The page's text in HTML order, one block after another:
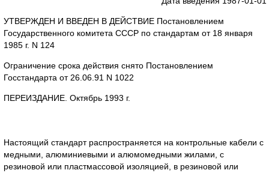
УТВЕРЖДЕН И ВВЕДЕН В ДЕЙСТВИЕ Постановлением
Государственного комитета СССР по стандартам от 18 января
1985 г. N 124
Ограничение срока действия снято Постановлением
Госстандарта от 26.06.91 N 1022
ПЕРЕИЗДАНИЕ. Октябрь 1993 г.
Настоящий стандарт распространяется на контрольные кабели с
медными, алюминиевыми и алюмомедными жилами, с
резиновой или пластмассовой изоляцией, в резиновой или